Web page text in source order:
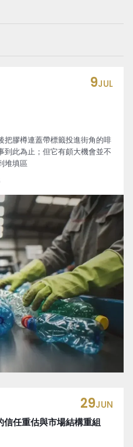
9JUL
把膠樽連蓋帶標籤投進街角的啡
到此為止；但它有頗大機會並不
堆填區
29JUN
任重估與市場結構重組